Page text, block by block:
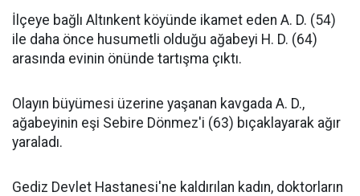
İlçeye bağlı Altınkent köyünde ikamet eden A. D. (54)
ile daha önce husumetli olduğu ağabeyi H. D. (64)
arasında evinin önünde tartışma çıktı.
Olayın büyümesi üzerine yaşanan kavgada A. D.,
ağabeyinin eşi Sebire Dönmez'i (63) bıçaklayarak ağır
yaraladı.
Gediz Devlet Hastanesi'ne kaldırılan kadın, doktorların